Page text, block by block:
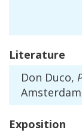
Literature
Don Duco,
Amsterdam
Exposition